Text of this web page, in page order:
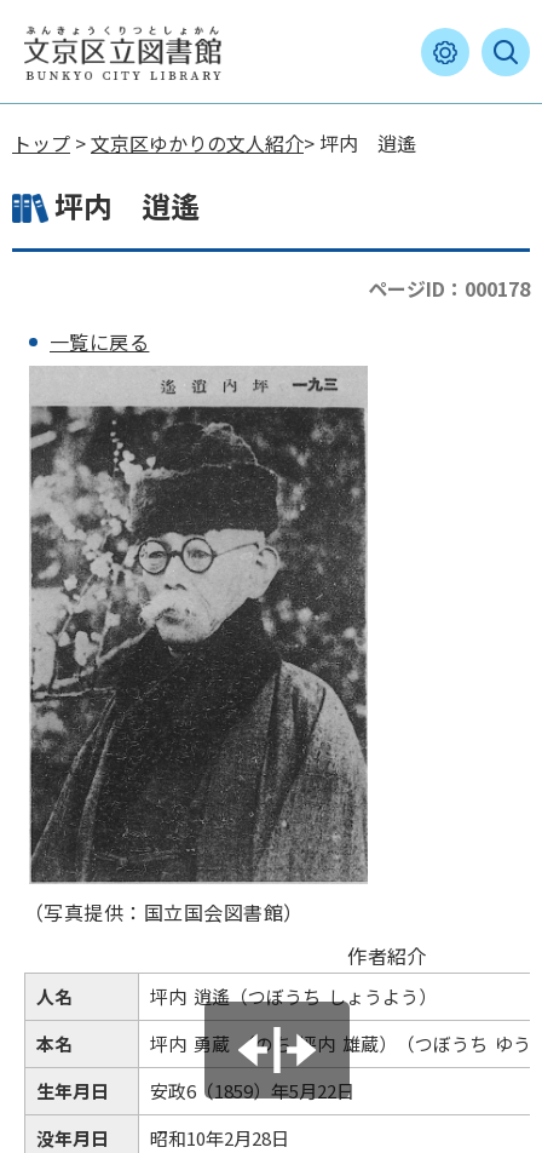
トップ >文京区ゆかりの文人紹介> 坪内 逍遙
坪内 逍遙
ページID：000178
一覧に戻る
（写真提供：国立国会図書館）
作者紹介
人名
坪内 逍遙（つぼうち しょうよう）
本名
坪内 勇蔵 （のち 坪内 雄蔵）（つぼうち ゆう
生年月日
安政6（1859）年5月22日
没年月日
昭和10年2月28日